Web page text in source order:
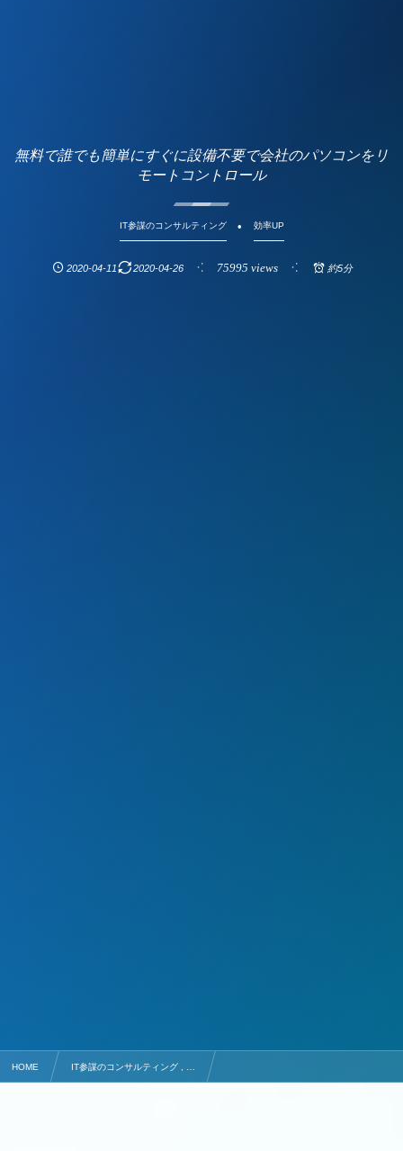
無料で誰でも簡単にすぐに設備不要で会社のパソコンをリ
モートコントロール
IT参謀のコンサルティング 効率UP
2020-04-11 2020-04-26 75995 views 約5分
HOME IT参謀のコンサルティング , …